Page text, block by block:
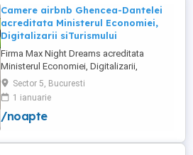
Camere airbnb Ghencea-Dantelei
acreditata Ministerul Economiei,
Digitalizarii siTurismului
Firma Max Night Dreams acreditata
Ministerul Economiei, Digitalizarii,
Antreprenoriatului si Turismului închiriază
in regim hotelier in zona Drumul Taberei -
Ghencea diferite tipuri de camere Camera
single cu o suprafață totală de 16mp
cu o suprafață totală de ...
Sector 5, Bucuresti
1 ianuarie
/noapte